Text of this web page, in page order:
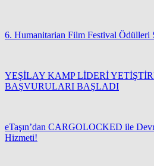
6. Humanitarian Film Festival Ödülleri
YEŞİLAY KAMP LİDERİ
BAŞVURULARI BAŞLADI
eTaşın’dan CARGOLOCKED ile
Hizmeti!